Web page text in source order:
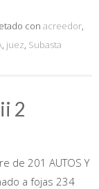
con acreedor,
, juez, Subasta
2
de 201 AUTOS Y
a fojas 234